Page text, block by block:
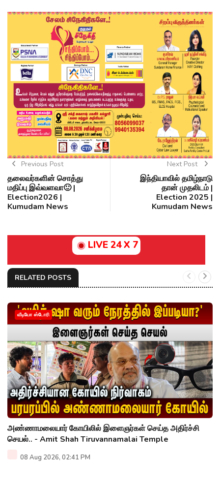
Previous Post
தலைவர்களின் சொத்து
மதிப்பு இவ்வளவா🙂 |
Election2026 |
Kumudam News
Next Post
இந்தியாவில் தமிழ்நாடு
தான் முதலிடம் |
Election 2025 |
Kumudam News
LIVE 24 X 7
RELATED POSTS
வீடியோ ஸ்டோரி
அண்ணாமலையார் கோயிலில் இளைஞர்கள் செய்த அதிர்ச்சி
செயல்.. - Amit Shah Tiruvannamalai Temple
08 Aug 2026, 02:41 PM